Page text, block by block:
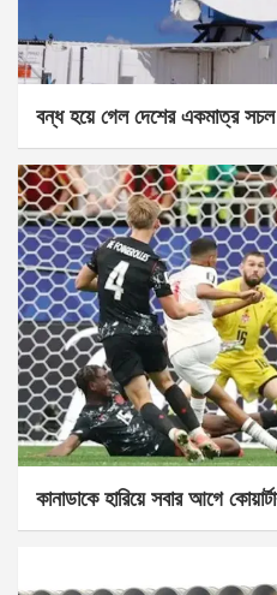
বন্ধ হয়ে গেল দেশের একমাত্র সচল
কানাডাকে হারিয়ে সবার আগে